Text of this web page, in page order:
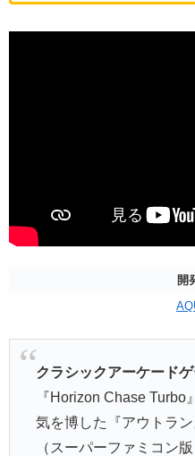
開
クラシックアーケード
『Horizon Chase Turbo
気を博した『アウトラ
（スーパーファミコン